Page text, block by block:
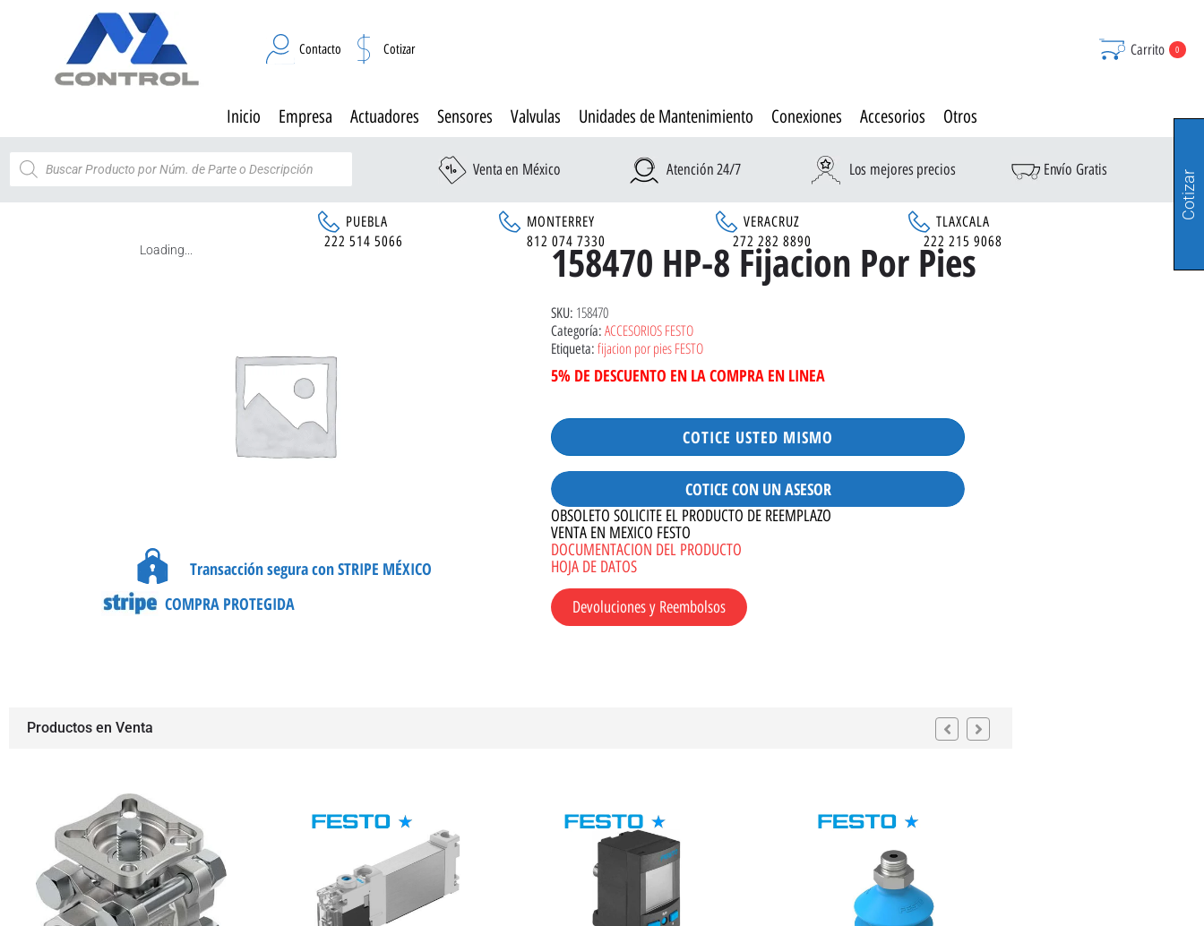
Contacto Cotizar Carrito 0
Inicio Empresa Actuadores Sensores Valvulas Unidades de Mantenimiento Conexiones Accesorios Otros
Venta en México Atención 24/7 Los mejores precios Envío Gratis
PUEBLA MONTERREY VERACRUZ
TLAXCALA
222 514 5066
812 074 7330 272 282 8890 222 215 9068
Loading...
Transacción segura con STRIPE MÉXICO
COMPRA PROTEGIDA
158470 HP-8 Fijacion Por Pies
SKU: 158470
Categoría: ACCESORIOS FESTO
Etiqueta: fijacion por pies FESTO
5% DE DESCUENTO EN LA COMPRA EN LINEA
COTICE USTED MISMO
COTICE CON UN ASESOR
OBSOLETO SOLICITE EL PRODUCTO DE REEMPLAZO
VENTA EN MEXICO FESTO
DOCUMENTACION DEL PRODUCTO
HOJA DE DATOS
Devoluciones y Reembolsos
Productos en Venta
Cotizar